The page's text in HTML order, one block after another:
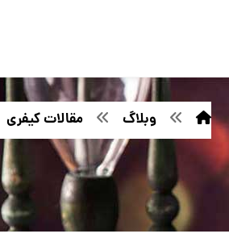
وبلاگ مقالات کیفری